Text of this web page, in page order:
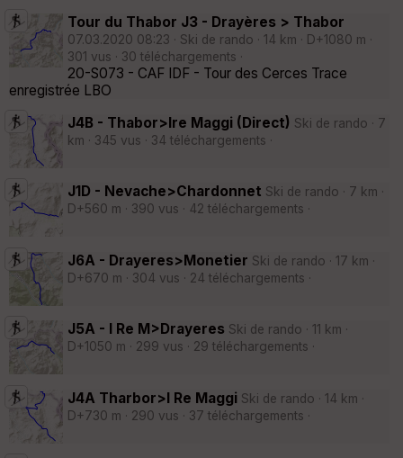
Tour du Thabor J3 - Drayères > Thabor
07.03.2020 08:23 · Ski de rando · 14 km · D+1080 m ·
301 vus · 30 téléchargements ·
20-S073 - CAF IDF - Tour des Cerces Trace
enregistrée LBO
J4B - Thabor>Ire Maggi (Direct) Ski de rando · 7
km · 345 vus · 34 téléchargements ·
J1D - Nevache>Chardonnet Ski de rando · 7 km ·
D+560 m · 390 vus · 42 téléchargements ·
J6A - Drayeres>Monetier Ski de rando · 17 km ·
D+670 m · 304 vus · 24 téléchargements ·
J5A - I Re M>Drayeres Ski de rando · 11 km ·
D+1050 m · 299 vus · 29 téléchargements ·
J4A Tharbor>I Re Maggi Ski de rando · 14 km ·
D+730 m · 290 vus · 37 téléchargements ·